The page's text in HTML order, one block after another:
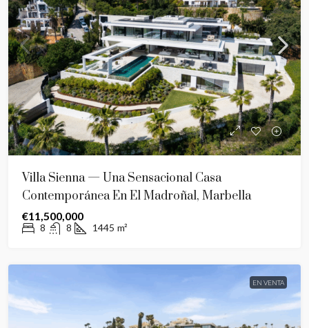
Villa Sienna — Una Sensacional Casa
Contemporánea En El Madroñal, Marbella
€11,500,000
8 8 1445 m²
EN VENTA